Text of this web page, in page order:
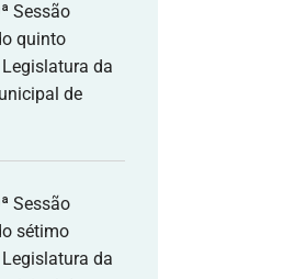
Sessão
quinto
da
de
Sessão
sétimo
da